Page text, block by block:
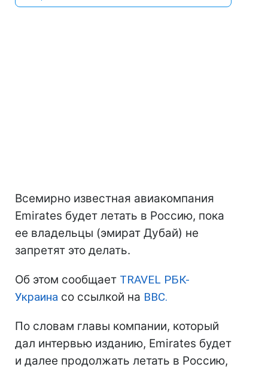
Всемирно известная авиакомпания
Emirates будет летать в Россию, пока
ее владельцы (эмират Дубай) не
запретят это делать.
Об этом сообщает TRAVEL РБК-
Украина со ссылкой на BBC.
По словам главы компании, который
дал интервью изданию, Emirates будет
и далее продолжать летать в Россию,